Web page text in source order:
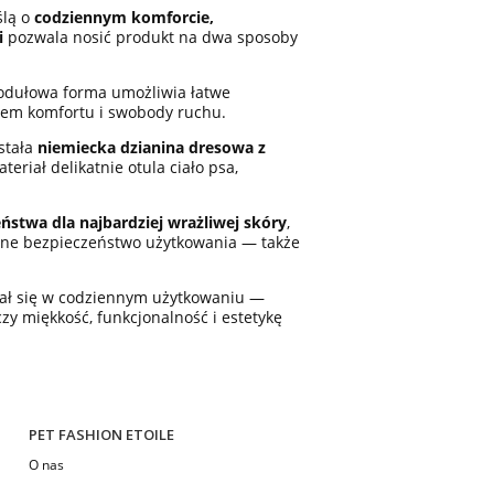
o codziennym komforcie,
pozwala nosić produkt na dwa sposoby
forma umożliwia łatwe
komfortu i swobody ruchu.
niemiecka dzianina dresowa z
delikatnie otula ciało psa,
dla najbardziej wrażliwej skóry,
bezpieczeństwo użytkowania — także
się w codziennym użytkowaniu —
miękkość, funkcjonalność i estetykę
PET FASHION ETOILE
O nas